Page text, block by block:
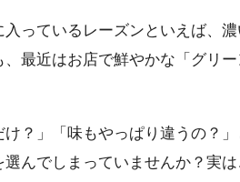
っているレーズンといえば、
、最近はお店で鮮やかな「グリ
け？」「味もやっぱり違うの？
んでしまっていませんか？実